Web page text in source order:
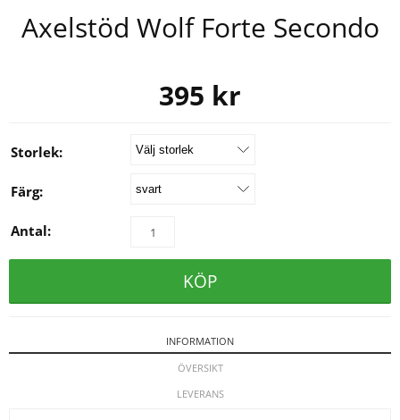
Axelstöd Wolf Forte Secondo
395 kr
Storlek:
Färg:
Antal:
KÖP
INFORMATION
ÖVERSIKT
LEVERANS